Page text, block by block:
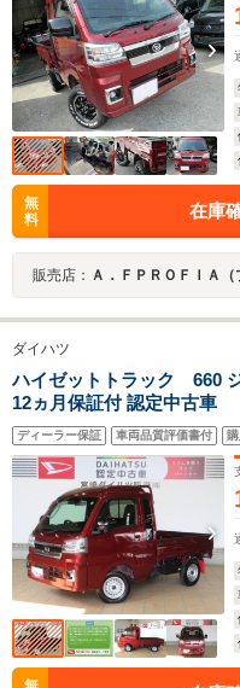
無
料
在庫
販売店： Ａ．ＦＰＲＯＦＩＡ（
ダイハツ
ハイゼットトラック 660
12ヵ月保証付 認定中古車
ディーラー保証 車両品質評価書付